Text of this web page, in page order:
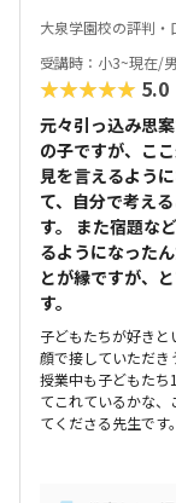
大泉学園校の評判・
受講時：小3~現在/
★★★★★ 5.0
元々引っ込み思
の子ですが、こ
見を言えるよう
て、自分で考え
す。 また宿題な
るようになった
とが縁ですが、
す。
子どもたちが好き
顔で接していただき
授業中も子どもたち
てこれているかな
てくださる先生で
了後に少し残って
き合ってくださっ